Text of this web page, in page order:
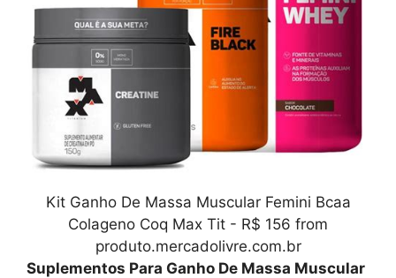
Kit Ganho De Massa Muscular Femini Bcaa
Colageno Coq Max Tit - R$ 156 from
produto.mercadolivre.com.br
Suplementos Para Ganho De Massa Muscular